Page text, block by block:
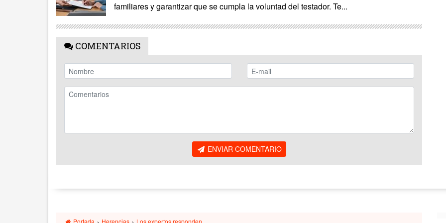
familiares y garantizar que se cumpla la voluntad del testador. Te...
COMENTARIOS
ENVIAR COMENTARIO
Portada › Herencias › Los expertos responden